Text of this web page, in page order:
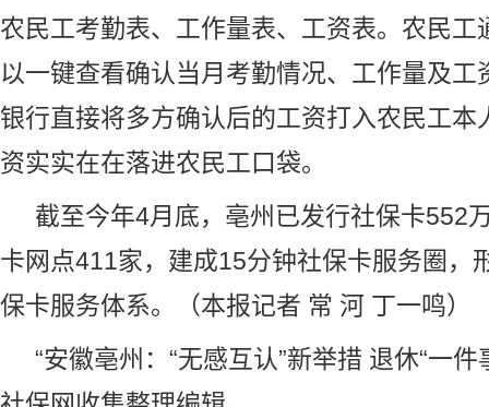
农民工考勤表、工作量表、工资表。农民工
以一键查看确认当月考勤情况、工作量及工
银行直接将多方确认后的工资打入农民工本
资实实在在落进农民工口袋。
截至今年4月底，亳州已发行社保卡552
卡网点411家，建成15分钟社保卡服务圈，
保卡服务体系。（本报记者 常 河 丁一鸣）
“安徽亳州：“无感互认”新举措 退休“一件